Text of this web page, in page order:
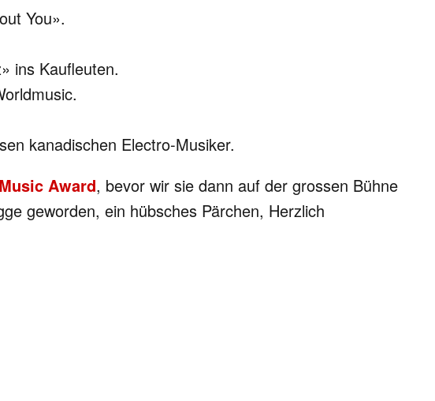
You».
ins Kaufleuten.
kanadischen Electro-Musiker.
Award, bevor wir sie dann auf der grossen Bühne
geworden, ein hübsches Pärchen, Herzlich